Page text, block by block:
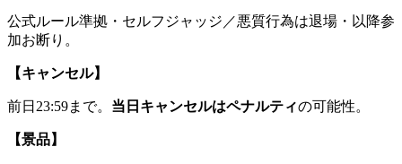
公式ルール準拠・セルフジャッジ／悪質行為は退場・以降参
加お断り。
【キャンセル】
前日23:59まで。 当日キャンセルはペナルティの可能性。
【景品】